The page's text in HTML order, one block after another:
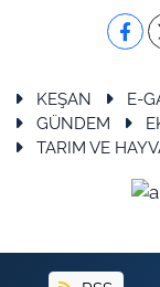
KEŞAN E-
GÜNDEM
TARIM VE